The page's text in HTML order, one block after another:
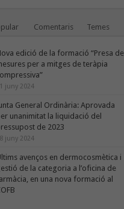
Comentaris Temes
edició de la formació “Presa de
per a mitges de teràpia
juny 2024
General Ordinària: Aprovada
unanimitat la liquidació del
de 2023
juny 2024
avenços en dermocosmètica i
de la categoria a l’oficina de
en una nova formació al